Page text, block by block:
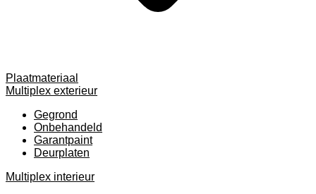
Plaatmateriaal
Multiplex exterieur
Gegrond
Onbehandeld
Garantpaint
Deurplaten
Multiplex interieur